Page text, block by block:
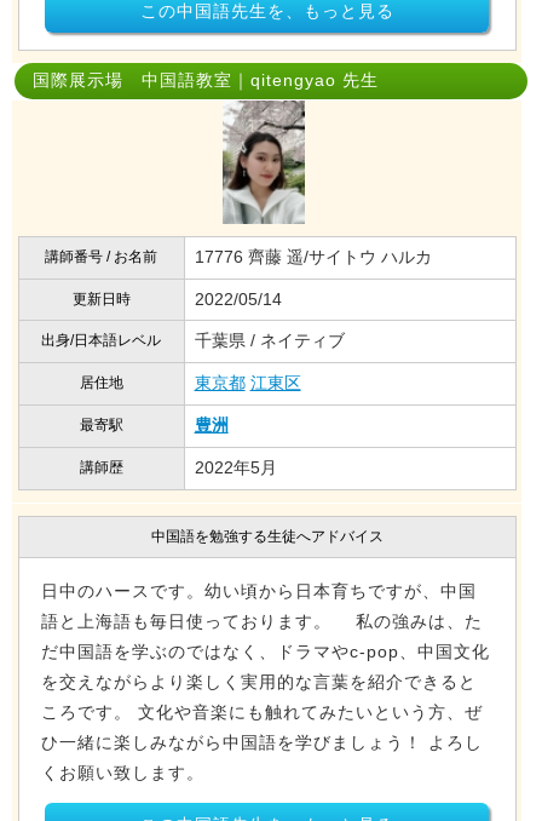
この中国語先生を、もっと見る
国際展示場 中国語教室｜qitengyao 先生
講師番号 / お名前 17776 齊藤 遥/サイトウ ハルカ
更新日時 2022/05/14
出身/日本語レベル 千葉県 / ネイティブ
居住地 東京都 江東区
最寄駅 豊洲
講師歴 2022年5月
中国語を勉強する生徒へアドバイス
日中のハースです。幼い頃から日本育ちですが、中国
語と上海語も毎日使っております。 私の強みは、た
だ中国語を学ぶのではなく、ドラマやc-pop、中国文化
を交えながらより楽しく実用的な言葉を紹介できると
ころです。 文化や音楽にも触れてみたいという方、ぜ
ひ一緒に楽しみながら中国語を学びましょう！ よろし
くお願い致します。